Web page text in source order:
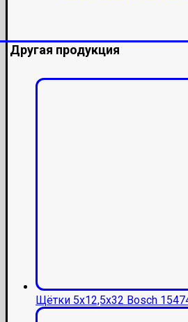
Другая продукция
Щётки 5x12,5x32 Bosch